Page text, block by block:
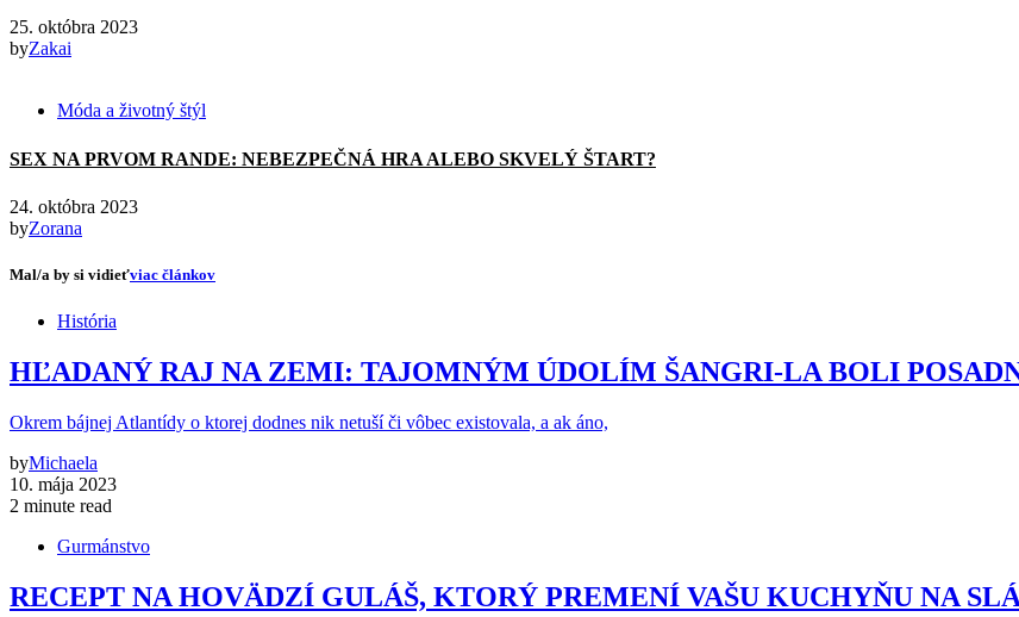
25. októbra 2023
byZakai
Móda a životný štýl
SEX NA PRVOM RANDE: NEBEZPEČNÁ HRA ALEBO SKVELÝ ŠTART?
24. októbra 2023
byZorana
Mal/a by si vidieťviac článkov
História
HĽADANÝ RAJ NA ZEMI: TAJOMNÝM ÚDOLÍM ŠANGRI-LA BOLI
Okrem bájnej Atlantídy o ktorej dodnes nik netuší či vôbec existovala, a ak áno,
byMichaela
10. mája 2023
2 minute read
Gurmánstvo
RECEPT NA HOVÄDZÍ GULÁŠ, KTORÝ PREMENÍ VAŠU KUCHYŇU NA